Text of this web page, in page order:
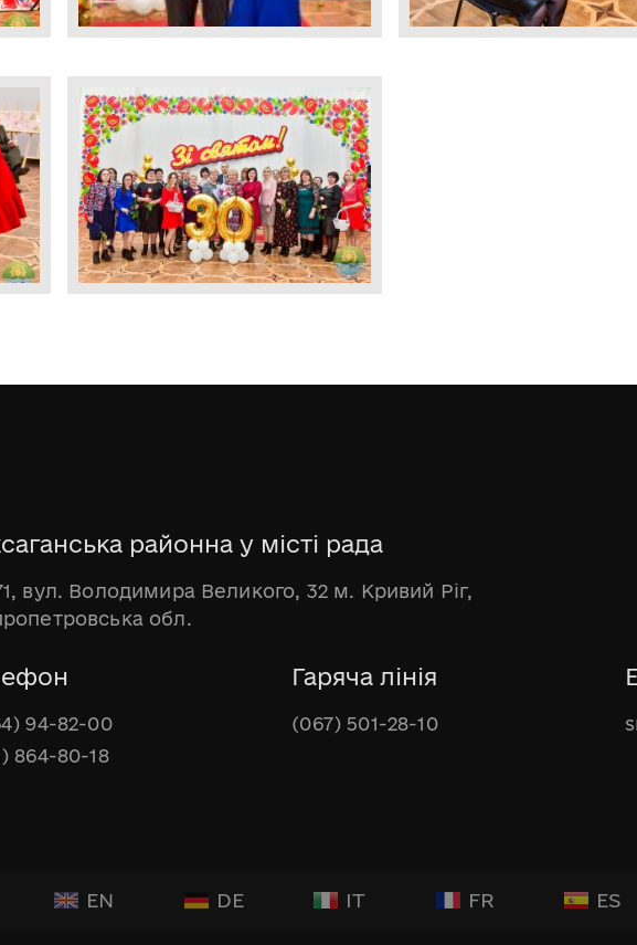
районна у місті рада
вул. Володимира Великого, 32 м. Кривий Ріг,
обл.
94-82-00
864-80-18
Гаряча лінія
(067) 501-28-10
EN DE IT FR ES